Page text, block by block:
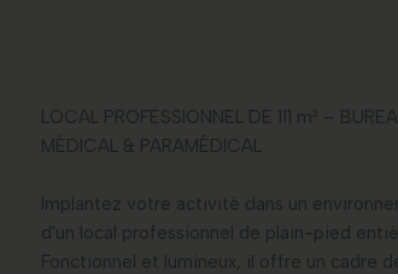
LOCAL PROFESSIONNEL DE 111 m² –
MÉDICAL & PARAMÉDICAL
Implantez votre activité dans un
d'un local professionnel de plain-pied
Fonctionnel et lumineux, il offre un cadre